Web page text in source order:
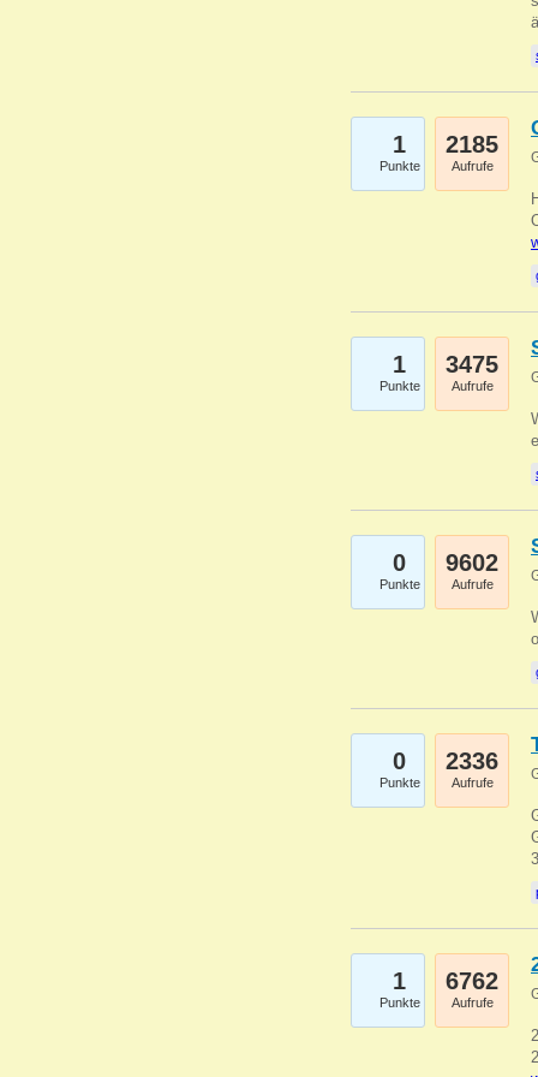
1
Punkte
2185
Aufrufe
1
Punkte
3475
Aufrufe
0
Punkte
9602
Aufrufe
0
Punkte
2336
Aufrufe
1
Punkte
6762
Aufrufe